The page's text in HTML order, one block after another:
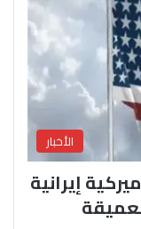
الأخبار
إيرانية